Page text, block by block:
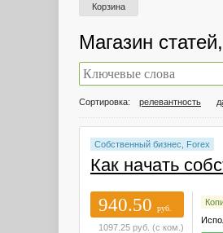
Корзина
Магазин
Сортировка: релевантность
Собственный бизнес, Forex
Как начать
940.50
руб.
1097.25 руб. (с ком.)